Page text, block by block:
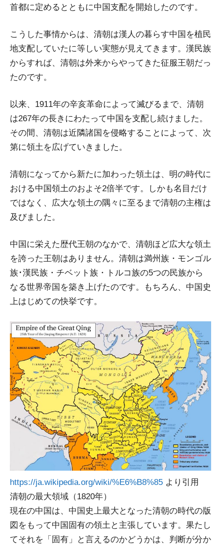
首都に定めるとともに中国支配を開始したのです。
こうした事情からは、清朝は漢人の暮らす中国を植民
地支配していたに等しい実態が見えてきます。漢民族
からすれば、清朝は外来からやってきた征服王朝だっ
たのです。
以来、1911年の辛亥革命によって滅びるまで、清朝
は267年の長きにわたって中国を支配し続けました。
その間、清朝は近隣諸国を侵略することによって、次
第に領土を広げていきました。
清朝になってから新たに加わった領土は、明の時代に
おける中国領土のおよそ2倍半です。しかも名目だけ
ではなく、広大な領土の隅々に至るまで清朝の主権は
及びました。
中国に栄えた歴代王朝のなかで、清朝ほど広大な領土
を誇った王朝はありません。清朝は満州族・モンゴル
族･漢民族・チベット族・トルコ族の5つの民族から
なる世界帝国を築き上げたのです。もちろん、中国史
上はじめての快挙です。
https://ja.wikipedia.org/wiki/%E6%B8%85 より引用
清朝の最大領域（1820年）
現在の中国は、中国史上最大となった清朝の時代の版
図をもって中国固有の領土と主張しています。果たし
てそれを「固有」と言えるのかどうかは、判断が分か